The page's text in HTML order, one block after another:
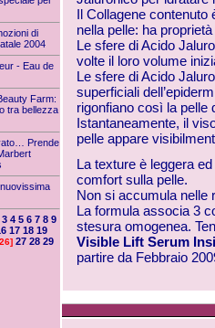
di
2004
- Eau de
Farm:
tra bellezza
Prende
3 4 5 6 7 8 9
17 18 19
27 28 29
Il Collagene contenuto
nella pelle: ha
Le sfere di Acido
volte il loro volume
Le sfere di Acido
superficiali
rigonfiano così la pelle
Istantaneamente, il
pelle appare
La texture è leggera
comfort sulla pelle.
Non si accumula nelle
La formula associa 3
stesura omogenea.
Visible Lift Serum
partire da Febbraio